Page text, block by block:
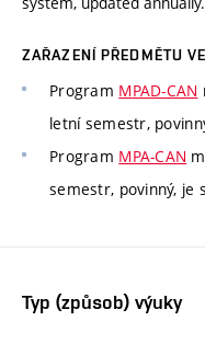
ZAŘAZENÍ PŘEDMĚTU
Program MPAD-CAN
letní semestr,
Program MPA-CAN
semestr, povinný, je
Typ (způsob) výuky